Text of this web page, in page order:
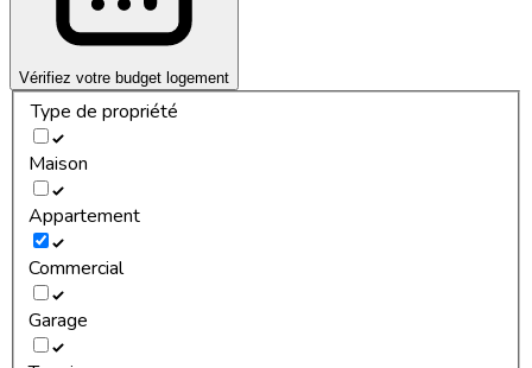
Vérifiez votre budget logement
Type de propriété
Maison
Appartement
Commercial
Garage